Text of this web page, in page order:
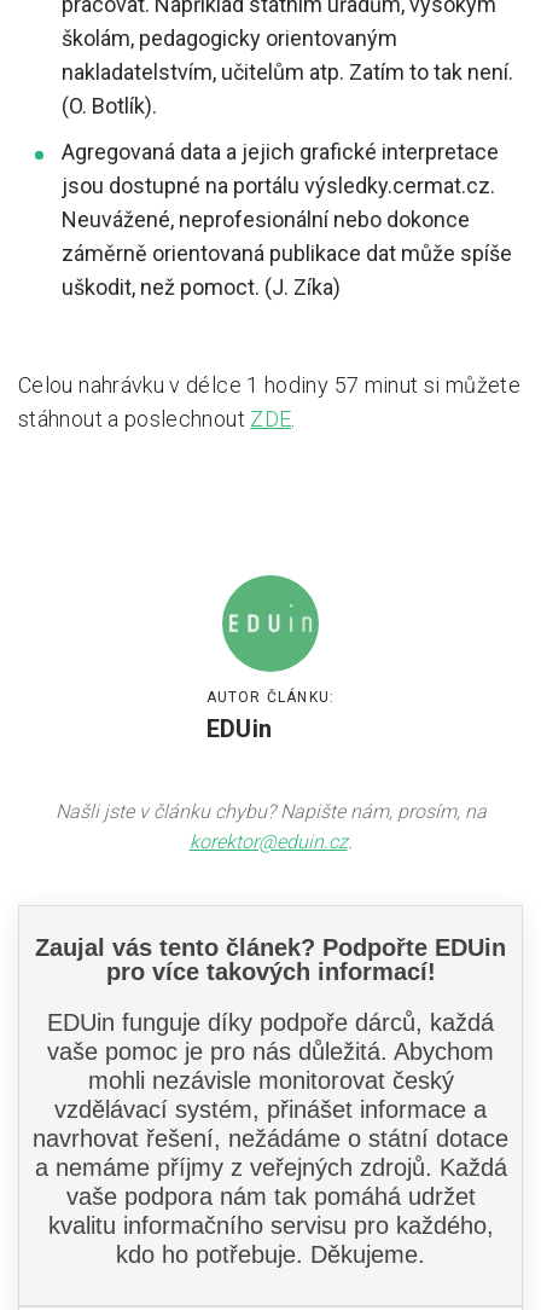
školám, pedagogicky orientovaným
nakladatelstvím, učitelům atp. Zatím to tak není.
(O. Botlík).
Agregovaná data a jejich grafické interpretace
jsou dostupné na portálu výsledky.cermat.cz.
Neuvážené, neprofesionální nebo dokonce
záměrně orientovaná publikace dat může spíše
uškodit, než pomoct. (J. Zíka)
Celou nahrávku v délce 1 hodiny 57 minut si můžete
stáhnout a poslechnout ZDE
AUTOR ČLÁNKU:
EDUin
Našli jste v článku chybu? Napište nám, prosím, na
korektor@eduin.cz.